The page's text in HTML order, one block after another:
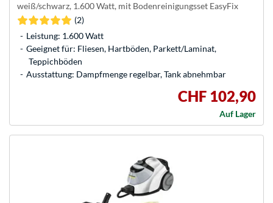
weiß/schwarz, 1.600 Watt, mit Bodenreinigungsset EasyFix
(2)
Leistung: 1.600 Watt
Geeignet für: Fliesen, Hartböden, Parkett/Laminat,
Teppichböden
Ausstattung: Dampfmenge regelbar, Tank abnehmbar
CHF 102,90
Auf Lager